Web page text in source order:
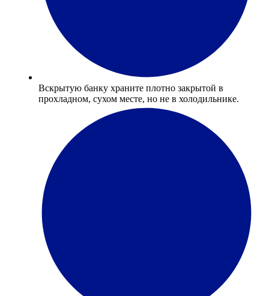
Вскрытую банку храните плотно закрытой в
прохладном, сухом месте, но не в холодильнике.